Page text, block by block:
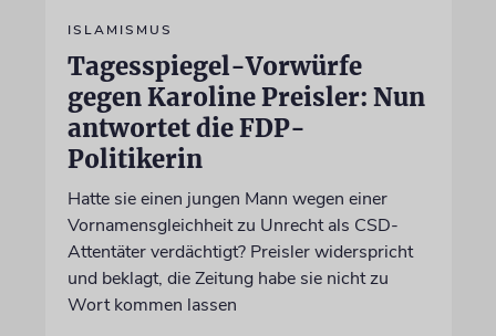
ISLAMISMUS
Tagesspiegel-Vorwürfe
gegen Karoline Preisler: Nun
antwortet die FDP-
Politikerin
Hatte sie einen jungen Mann wegen einer
Vornamensgleichheit zu Unrecht als CSD-
Attentäter verdächtigt? Preisler widerspricht
und beklagt, die Zeitung habe sie nicht zu
Wort kommen lassen